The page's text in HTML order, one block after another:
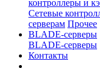
контроллеры и
Сетевые
серверам Прочее
BLADE-серверы
BLADE-серверы
Контакты